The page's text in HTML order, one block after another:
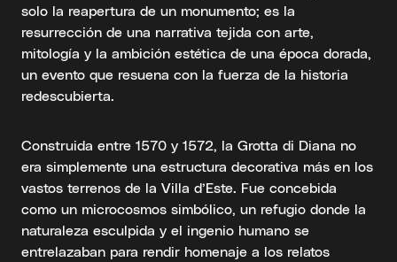
solo la reapertura de un monumento; es la
resurrección de una narrativa tejida con arte,
mitología y la ambición estética de una época dorada,
un evento que resuena con la fuerza de la historia
redescubierta.
Construida entre 1570 y 1572, la Grotta di Diana no
era simplemente una estructura decorativa más en los
vastos terrenos de la Villa d’Este. Fue concebida
como un microcosmos simbólico, un refugio donde la
naturaleza esculpida y el ingenio humano se
entrelazaban para rendir homenaje a los relatos